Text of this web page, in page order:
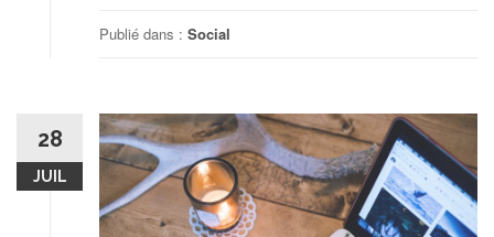
Publié dans : Social
28
JUIL